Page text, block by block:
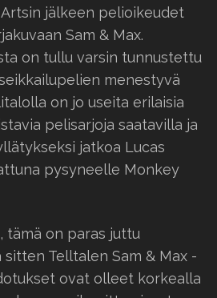
jälkeen pelioikeudet
Sam & Max.
on tullu varsin tunnustettu
menestyvä
on jo useita erilaisia
pelisarjoja saatavilla ja
jatkoa Lucas
pysyneelle Monkey
tämä on paras juttu
Telltalen Sam & Max -
ovat olleet korkealla